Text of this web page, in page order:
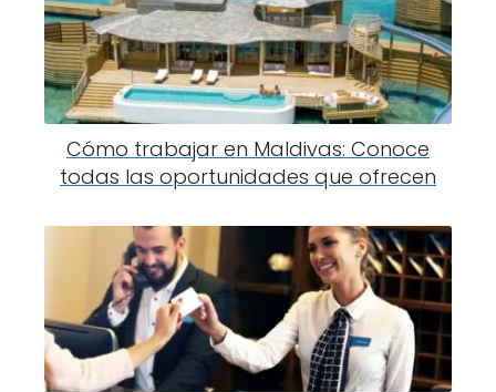
Cómo trabajar en Maldivas: Conoce
todas las oportunidades que ofrecen